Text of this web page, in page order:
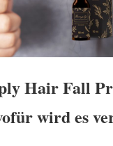
Hair Fall
wird es